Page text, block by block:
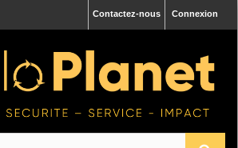
Connexion
Contactez-nous